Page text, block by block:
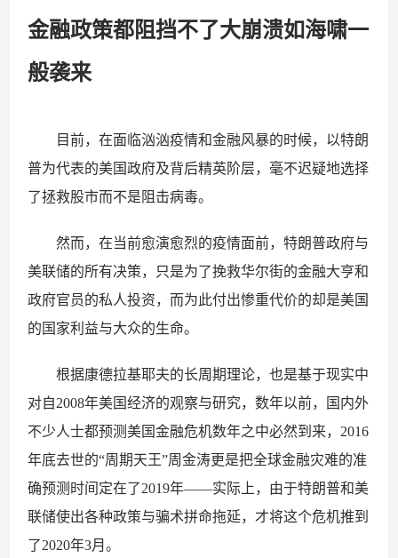
金融政策都阻挡不了大崩溃如海啸一
般袭来
目前，在面临汹汹疫情和金融风暴的时候，以特朗
普为代表的美国政府及背后精英阶层，毫不迟疑地选择
了拯救股市而不是阻击病毒。
然而，在当前愈演愈烈的疫情面前，特朗普政府与
美联储的所有决策，只是为了挽救华尔街的金融大亨和
政府官员的私人投资，而为此付出惨重代价的却是美国
的国家利益与大众的生命。
根据康德拉基耶夫的长周期理论，也是基于现实中
对自2008年美国经济的观察与研究，数年以前，国内外
不少人士都预测美国金融危机数年之中必然到来，2016
年底去世的“周期天王”周金涛更是把全球金融灾难的准
确预测时间定在了2019年——实际上，由于特朗普和美
联储使出各种政策与骗术拼命拖延，才将这个危机推到
了2020年3月。